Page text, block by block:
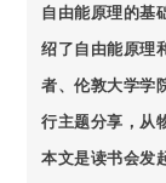
自由能原理的基
绍了自由能原理
者、伦敦大学学
行主题分享，从
本文是读书会发